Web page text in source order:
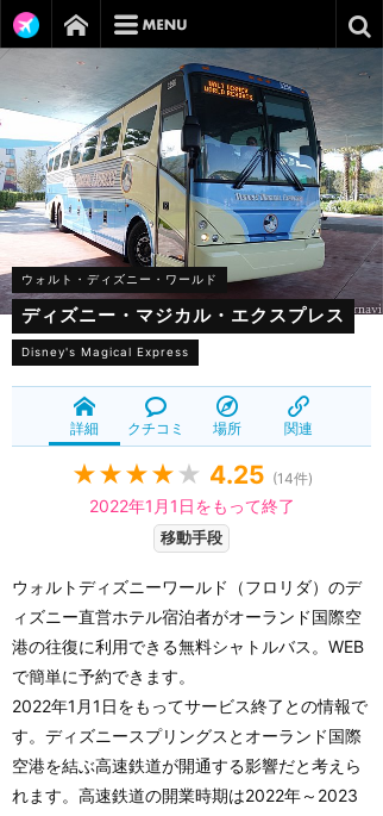
ウォルト・ディズニー・ワールド
ディズニー・マジカル・エクスプレス
Disney's Magical Express
詳細 クチコミ 場所 関連
★★★★ ★ 4.25 (14件)
2022年1月1日をもって終了
移動手段
ウォルトディズニーワールド（フロリダ）のデ
ィズニー直営ホテル宿泊者がオーランド国際空
港の往復に利用できる無料シャトルバス。WEB
で簡単に予約できます。
2022年1月1日をもってサービス終了との情報で
す。ディズニースプリングスとオーランド国際
空港を結ぶ高速鉄道が開通する影響だと考えら
れます。高速鉄道の開業時期は2022年～2023